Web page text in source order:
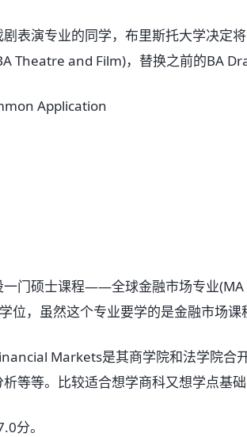
演专业的同学，布里斯托大学决定
Theatre and Film)，替换之前的BA
Application
门硕士课程——全球金融市场专业(MA
位，虽然这个专业要学的是金融市场课
Markets是其商学院和法学院合
等等。比较适合想学商科又想学点基础
分。